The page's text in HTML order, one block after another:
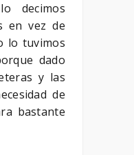
decimos
en vez de
lo tuvimos
dado
y las
de
bastante